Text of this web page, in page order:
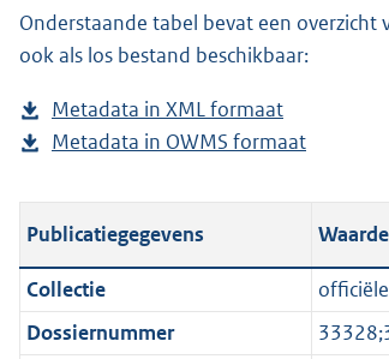
l
o
d
p
l
i
c
a
a
n
s
g
o
t
t
e
Onderstaande tabel bevat een overzicht
ook als los bestand beschikbaar:
Metadata in XML formaat
e
t
n
Metadata in OWMS formaat
s
a
Publicatiegegevens Waarde
Collectie
Dossiernummer